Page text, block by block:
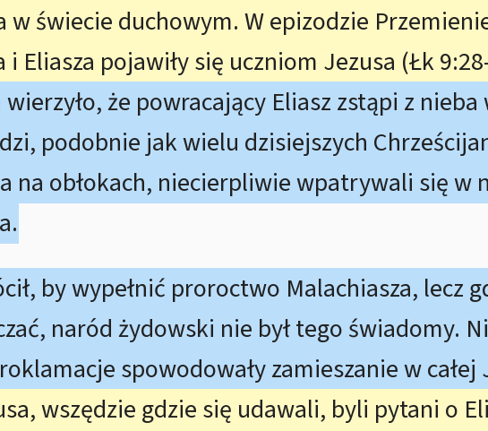
w świecie duchowym. W epizodzie
i Eliasza pojawiły się uczniom Jezusa (Łk
wierzyło, że powracający Eliasz zstąpi z
podobnie jak wielu dzisiejszych
na obłokach, niecierpliwie wpatrywali się w
by wypełnić proroctwo Malachiasza, lecz
naród żydowski nie był tego świadomy.
spowodowały zamieszanie w
wszędzie gdzie się udawali, byli pytani o